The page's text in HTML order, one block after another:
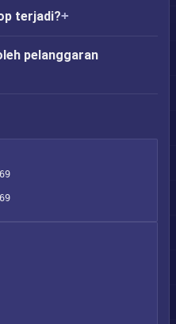
terjadi?
pelanggaran